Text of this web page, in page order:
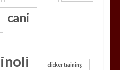
cani
clicker training